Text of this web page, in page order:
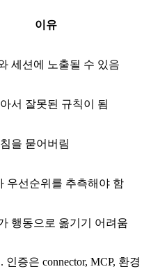
이유
세션에 노출될 수 있음
서 잘못된 규칙이 됨
을 묻어버림
우선순위를 추측해야 함
행동으로 옮기기 어려움
증은 connector, MCP, 환경